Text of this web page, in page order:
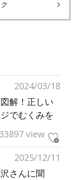
2024/03/18
解！正しい
でむくみを
view
2025/12/11
さんに聞